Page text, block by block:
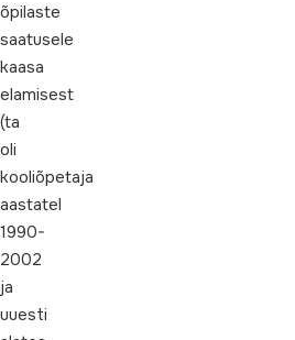
õpilaste
saatusele
kaasa
elamisest
(ta
oli
kooliõpetaja
aastatel
1990-
2002
ja
uuesti